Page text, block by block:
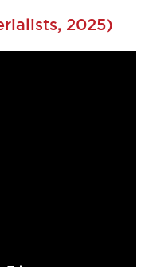
2025)